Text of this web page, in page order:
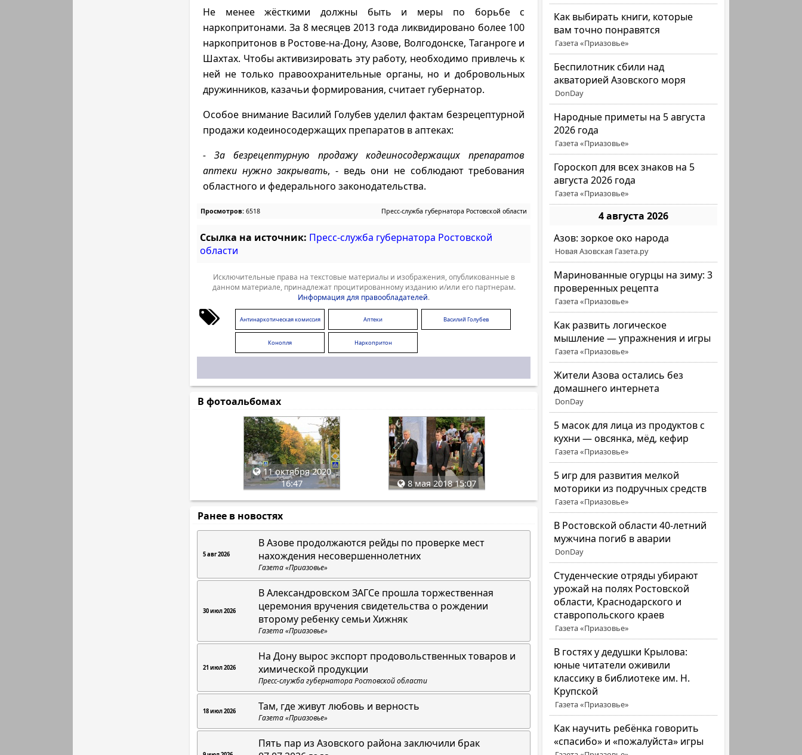
Как выбирать книги, которые
вам точно понравятся
Газета «Приазовье»
Беспилотник сбили над
акваторией Азовского моря
DonDay
Народные приметы на 5 августа
2026 года
Газета «Приазовье»
Гороскоп для всех знаков на 5
августа 2026 года
Газета «Приазовье»
4 августа 2026
Азов: зоркое око народа
Новая Азовская Газета.ру
Маринованные огурцы на зиму: 3
проверенных рецепта
Газета «Приазовье»
Как развить логическое
мышление — упражнения и игры
Газета «Приазовье»
Жители Азова остались без
домашнего интернета
DonDay
5 масок для лица из продуктов с
кухни — овсянка, мёд, кефир
Газета «Приазовье»
5 игр для развития мелкой
моторики из подручных средств
Газета «Приазовье»
В Ростовской области 40-летний
мужчина погиб в аварии
DonDay
Студенческие отряды убирают
урожай на полях Ростовской
области, Краснодарского и
ставропольского краев
Газета «Приазовье»
В гостях у дедушки Крылова:
юные читатели оживили
классику в библиотеке им. Н.
Крупской
Газета «Приазовье»
Как научить ребёнка говорить
«спасибо» и «пожалуйста» игры
Не менее жёсткими должны быть и меры по борьбе с
наркопритонами. За 8 месяцев 2013 года ликвидировано более 100
наркопритонов в Ростове-на-Дону, Азове, Волгодонске, Таганроге и
Шахтах. Чтобы активизировать эту работу, необходимо привлечь к
ней не только правоохранительные органы, но и добровольных
дружинников, казачьи формирования, считает губернатор.
Особое внимание Василий Голубев уделил фактам безрецептурной
продажи кодеиносодержащих препаратов в аптеках:
- За безрецептурную продажу кодеиносодержащих препаратов
аптеки нужно закрывать, - ведь они не соблюдают требования
областного и федерального законодательства.
Просмотров: 6518 Пресс-служба губернатора Ростовской области
Ссылка на источник: Пресс-служба губернатора Ростовской
области
Исключительные права на текстовые материалы и изображения, опубликованные в
данном материале, принадлежат процитированному изданию и/или его партнерам.
Информация для правообладателей.
Антинаркотическая комиссия Аптеки Василий Голубев
Конопля Наркопритон
В фотоальбомах
11 октября 2020
16:47
8 мая 2018 15:07
Ранее в новостях
5 авг 2026
В Азове продолжаются рейды по проверке мест
нахождения несовершеннолетних
Газета «Приазовье»
30 июл 2026
В Александровском ЗАГСе прошла торжественная
церемония вручения свидетельства о рождении
второму ребенку семьи Хижняк
Газета «Приазовье»
21 июл 2026
На Дону вырос экспорт продовольственных товаров и
химической продукции
Пресс-служба губернатора Ростовской области
18 июл 2026 Там, где живут любовь и верность
Газета «Приазовье»
Пять пар из Азовского района заключили брак